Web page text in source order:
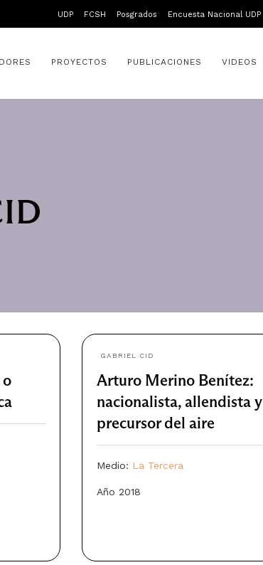
UDP FCSH Posgrados Encuesta Nacional UDP
PROYECTOS PUBLICACIONES VIDEOS
GABRIEL CID
Arturo Merino Benítez:
nacionalista, allendista y
precursor del aire
Medio: La Tercera
Año 2018